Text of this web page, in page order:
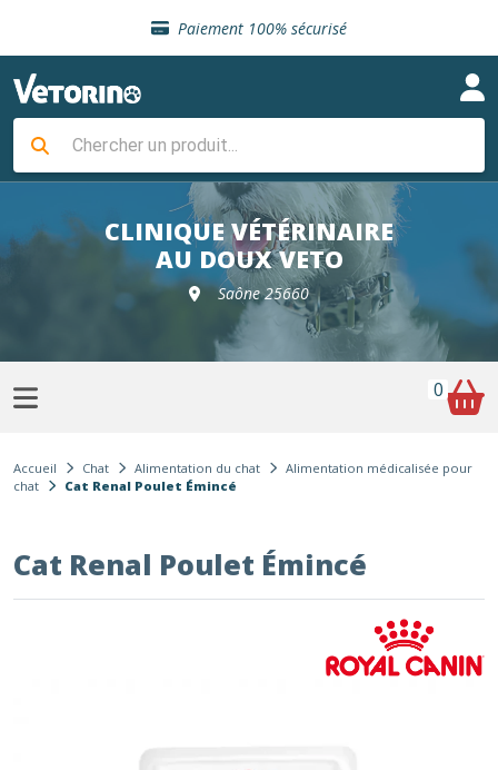
Paiement 100% sécurisé
Livraison gratuite en clinique vétérinaire
Sélection de croquettes vétérinaire
Livraison gratuite en clinique vétérinaire
Retour gratuit en clinique
Sélection de croquettes vétérinaire
CLINIQUE VÉTÉRINAIRE
AU DOUX VETO
Saône 25660
0
Accueil Chat Alimentation du chat
Alimentation médicalisée pour
chat
Cat Renal Poulet Émincé
Cat Renal Poulet Émincé